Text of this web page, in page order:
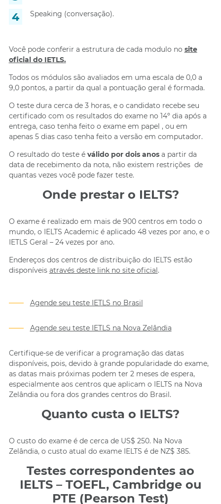
Speaking (conversação).
Você pode conferir a estrutura de cada modulo no site
oficial do IETLS.
Todos os módulos são avaliados em uma escala de 0,0 a
9,0 pontos, a partir da qual a pontuação geral é formada.
O teste dura cerca de 3 horas, e o candidato recebe seu
certificado com os resultados do exame no 14º dia após a
entrega, caso tenha feito o exame em papel , ou em
apenas 5 dias caso tenha feito a versão em computador.
O resultado do teste é válido por dois anosa partir da
data de recebimento da nota, não existem restrições de
quantas vezes você pode fazer teste.
Onde prestar o IELTS?
O exame é realizado em mais de 900 centros em todo o
mundo, o IELTS Academic é aplicado 48 vezes por ano, e o
IETLS Geral – 24 vezes por ano.
Endereços dos centros de distribuição do IELTS estão
disponíveis através deste link no site oficial.
Agende seu teste IETLS no Brasil
Agende seu teste IETLS na Nova Zelândia
Certifique-se de verificar a programação das datas
disponíveis, pois, devido à grande popularidade do exame,
as datas mais próximas podem ter 2 meses de espera,
especialmente aos centros que aplicam o IELTS na Nova
Zelândia ou fora dos grandes centros do Brasil.
Quanto custa o IELTS?
O custo do exame é de cerca de US$ 250. Na Nova
Zelândia, o custo atual do exame IELTS é de NZ$ 385.
Testes correspondentes ao
IELTS – TOEFL, Cambridge ou
PTE (Pearson Test)